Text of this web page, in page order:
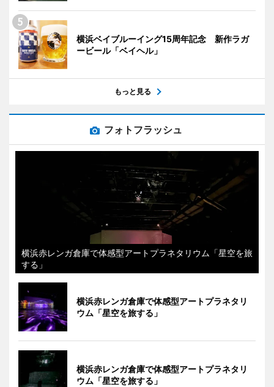
横浜ベイブルーイング15周年記念 新作ラガ
ービール「ベイヘル」
もっと見る
フォトフラッシュ
横浜赤レンガ倉庫で体感型アートプラネタリウム「星空を旅
する」
横浜赤レンガ倉庫で体感型アートプラネタリ
ウム「星空を旅する」
横浜赤レンガ倉庫で体感型アートプラネタリ
ウム「星空を旅する」